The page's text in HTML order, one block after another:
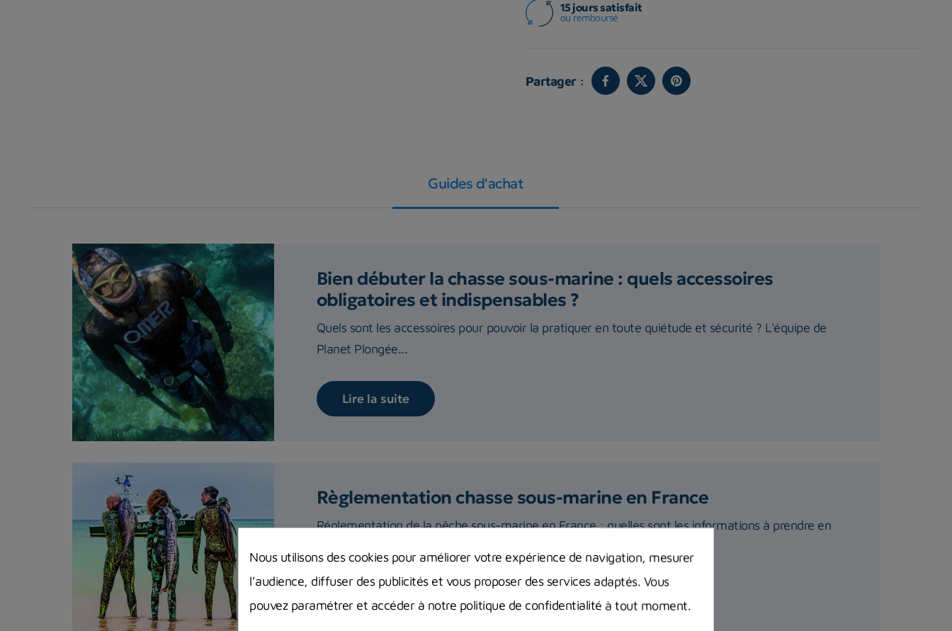
15 jours satisfait
ou remboursé
Partager :
Guides d'achat
Bien débuter la chasse sous-marine : quels accessoires
obligatoires et indispensables ?
Quels sont les accessoires pour pouvoir la pratiquer en toute quiétude et sécurité ? L'équipe de
Planet Plongée...
Lire la suite
Règlementation chasse sous-marine en France
Réglementation de la pêche sous-marine en France : quelles sont les informations à prendre en
Nous utilisons des cookies pour améliorer votre expérience de navigation, mesurer
l’audience, diffuser des publicités et vous proposer des services adaptés. Vous
pouvez paramétrer et accéder à notre politique de confidentialité à tout moment.